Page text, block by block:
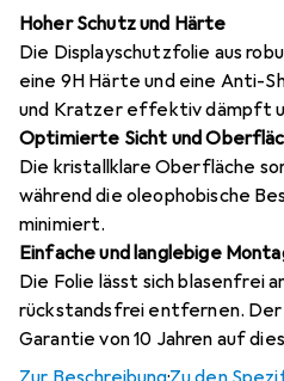
Hoher Schutz und Härte
Die Displayschutzfolie aus
eine 9H Härte und eine Anti-
und Kratzer effektiv dämpft
Optimierte Sicht und
Die kristallklare Oberfläche
während die oleophobische
minimiert.
Einfache und langlebige
Die Folie lässt sich blasenfrei
rückstandsfrei entfernen.
Garantie von 10 Jahren auf